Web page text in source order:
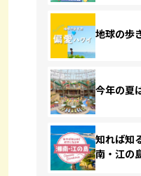
地球の歩
今年の夏
知れば知
南・江の